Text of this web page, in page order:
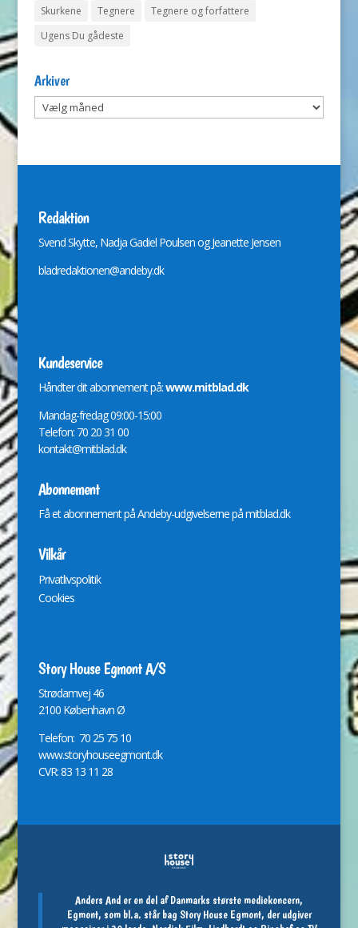
Skurkene
Tegnere
Tegnere og forfattere
Ugens Du gådeste
Arkiver
Arkiver
Redaktion
Svend Skytte, Nadja Gadiel Poulsen og Jeanette Jensen
bladredaktionen@andeby.dk
Kundeservice
Håndter dit abonnement på:www.mitblad.dk
Mandag-fredag 09:00-15:00
Telefon: 70 20 31 00
kontakt@mitblad.dk
Abonnement
Få et abonnement på Andeby-udgivelserne påmitblad.dk
Vilkår
Privatlivspolitik
Cookies
Story House Egmont A/S
Strødamvej 46
2100 København Ø
Telefon: 70 25 75 10
www.storyhouseegmont.dk
CVR: 83 13 11 28
Anders And er en del af Danmarks største mediekoncern,
Egmont, som bl.a. står bag Story House Egmont, der udgiver